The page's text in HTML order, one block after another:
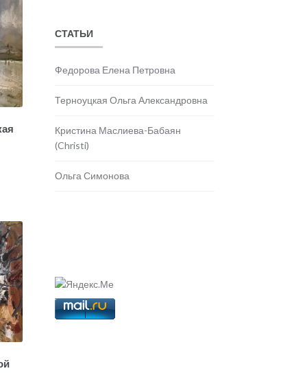
СТАТЬИ
Федорова Елена Петровна
Терноуцкая Ольга Александровна
Кристина Маслиева-Бабаян
(Christi)
Ольга Симонова